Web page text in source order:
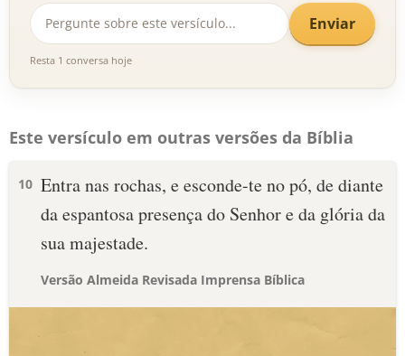
Enviar
Resta 1 conversa hoje
Este versículo em outras versões da Bíblia
10 Entra nas rochas, e esconde-te no pó, de diante
da espantosa presença do Senhor e da glória da
sua majestade.
Versão Almeida Revisada Imprensa Bíblica